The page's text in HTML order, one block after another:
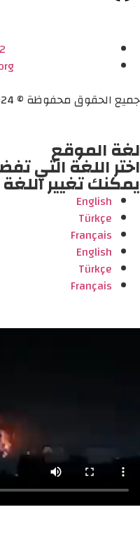
جميع الحقوق محفوظة © 2024
لغة الموقع
اختر اللغة التي
يمكنك تغيير
English
Türkçe
Français
English
Türkçe
Français